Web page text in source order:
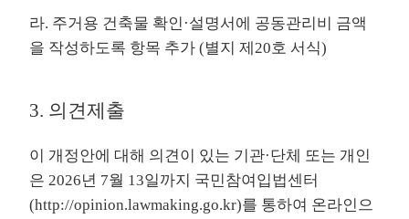
라. 주거용 건축물 확인·설명서에 공동관리비 금액
을 작성하도록 항목 추가 (별지 제20호 서식)
3. 의견제출
이 개정안에 대해 의견이 있는 기관·단체 또는 개인
은 2026년 7월 13일까지 국민참여입법센터
(http://opinion.lawmaking.go.kr)를 통하여 온라인으